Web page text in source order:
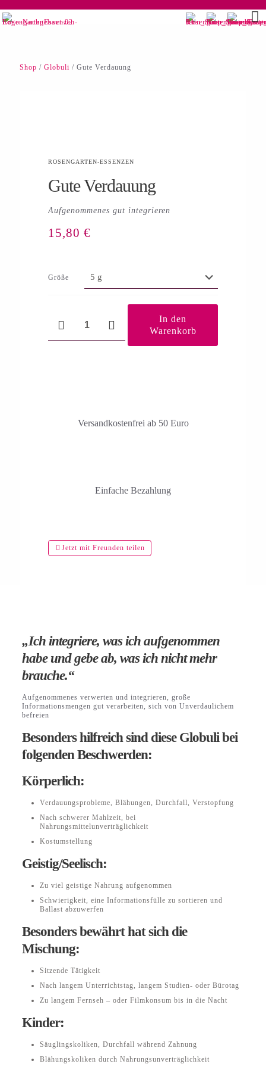
Shop / Globuli / Gute Verdauung
ROSENGARTEN-ESSENZEN
Gute Verdauung
Aufgenommenes gut integrieren
15,80 €
Größe
Verdauung
Menge
In den
Warenkorb
Versandkosten­frei ab 50 Euro
Einfache Bezahlung
Jetzt mit Freunden teilen
„Ich integriere, was ich aufgenommen
habe und gebe ab, was ich nicht mehr
brauche.“
Aufgenommenes verwerten und integrieren, große
Informationsmengen gut verarbeiten, sich von Unverdaulichem
befreien
Besonders hilfreich sind diese Globuli bei
folgenden Beschwerden:
Körperlich:
Verdauungsprobleme, Blähungen, Durchfall, Verstopfung
Nach schwerer Mahlzeit, bei
Nahrungsmittelunverträglichkeit
Kostumstellung
Geistig/Seelisch:
Zu viel geistige Nahrung aufgenommen
Schwierigkeit, eine Informationsfülle zu sortieren und
Ballast abzuwerfen
Besonders bewährt hat sich die
Mischung:
Sitzende Tätigkeit
Nach langem Unterrichtstag, langem Studien- oder Bürotag
Zu langem Fernseh – oder Filmkonsum bis in die Nacht
Kinder:
Säuglingskoliken, Durchfall während Zahnung
Blähungskoliken durch Nahrungsunverträglichkeit